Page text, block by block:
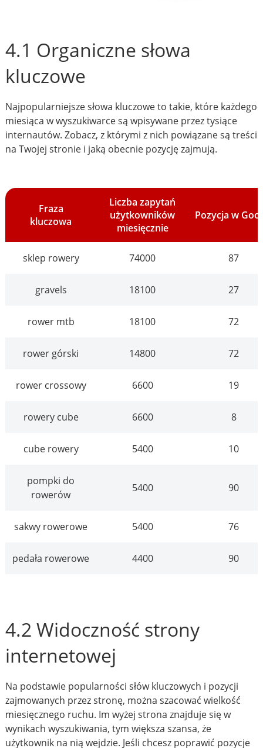
4.1 Organiczne słowa
kluczowe
Najpopularniejsze słowa kluczowe to takie, które każdego
miesiąca w wyszukiwarce są wpisywane przez tysiące
internautów. Zobacz, z którymi z nich powiązane są treści
na Twojej stronie i jaką obecnie pozycję zajmują.
Fraza
kluczowa
Liczba zapytań
użytkowników
miesięcznie
Pozycja w
sklep rowery 74000 87
gravels 18100 27
rower mtb 18100 72
rower górski 14800 72
rower crossowy 6600 19
rowery cube 6600 8
cube rowery 5400 10
pompki do
rowerów
5400 90
sakwy rowerowe 5400 76
pedała rowerowe 4400 90
4.2 Widoczność strony
internetowej
Na podstawie popularności słów kluczowych i pozycji
zajmowanych przez stronę, można szacować wielkość
miesięcznego ruchu. Im wyżej strona znajduje się w
wynikach wyszukiwania, tym większa szansa, że
użytkownik na nią wejdzie. Jeśli chcesz poprawić pozycje